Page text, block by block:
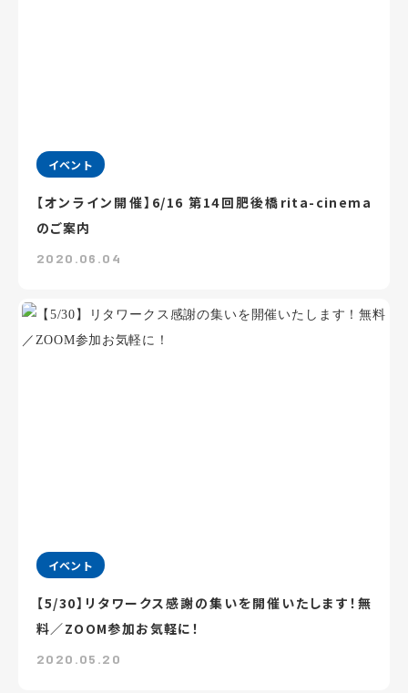
イベント
【オンライン開催】6/16 第14回肥後橋rita-cinema
のご案内
2020.06.04
イベント
【5/30】リタワークス感謝の集いを開催いたします！無
料／ZOOM参加お気軽に！
2020.05.20